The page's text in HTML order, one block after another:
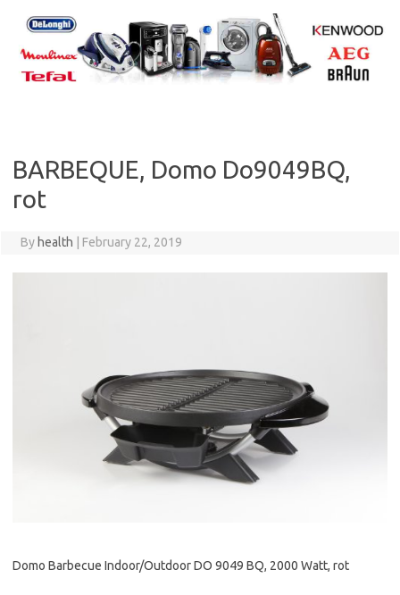
content
BARBEQUE, Domo Do9049BQ,
rot
By health February 22, 2019
Domo Barbecue Indoor/Outdoor DO 9049 BQ, 2000 Watt, rot